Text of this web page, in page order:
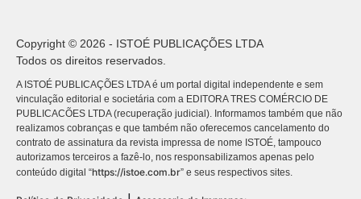
Copyright © 2026 - ISTOÉ PUBLICAÇÕES LTDA
Todos os direitos reservados.
A ISTOÉ PUBLICAÇÕES LTDA é um portal digital independente e sem
vinculação editorial e societária com a EDITORA TRES COMÉRCIO DE
PUBLICACÕES LTDA (recuperação judicial). Informamos também que não
realizamos cobranças e que também não oferecemos cancelamento do
contrato de assinatura da revista impressa de nome ISTOÉ, tampouco
autorizamos terceiros a fazê-lo, nos responsabilizamos apenas pelo
conteúdo digital “https://istoe.com.br” e seus respectivos sites.